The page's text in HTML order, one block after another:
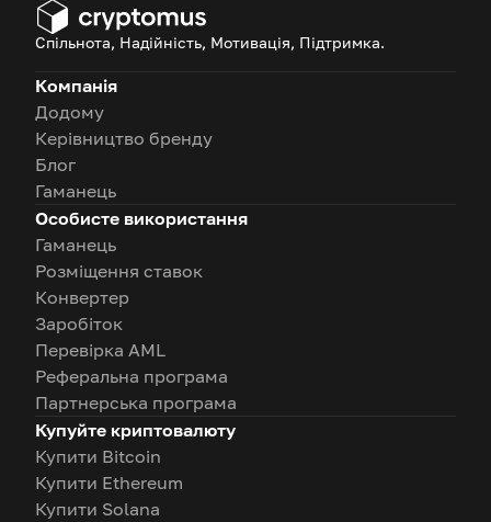
Спільнота, Надійність, Мотивація, Підтримка.
Компанія
Додому
Керівництво бренду
Блог
Гаманець
Особисте використання
Гаманець
Розміщення ставок
Конвертер
Заробіток
Перевірка AML
Реферальна програма
Партнерська програма
Купуйте криптовалюту
Купити Bitcoin
Купити Ethereum
Купити Solana